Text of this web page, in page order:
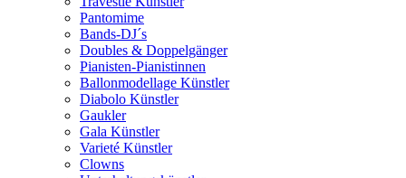
Pantomime
Bands-DJ´s
Doubles & Doppelgänger
Pianisten-Pianistinnen
Ballonmodellage Künstler
Diabolo Künstler
Gaukler
Gala Künstler
Varieté Künstler
Clowns